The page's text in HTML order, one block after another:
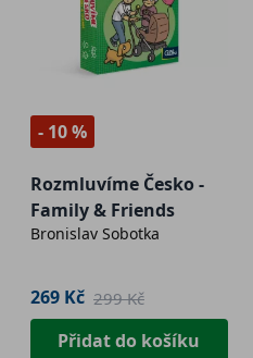
- 10 %
Rozmluvíme Česko -
Family & Friends
Bronislav Sobotka
269 Kč 299 Kč
Přidat do košíku